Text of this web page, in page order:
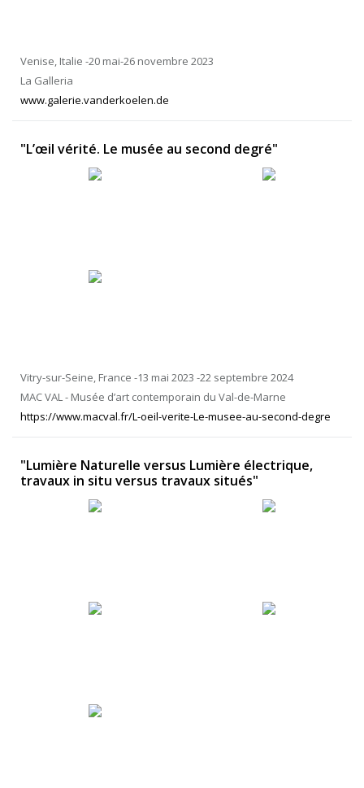
Venise, Italie -20 mai-26 novembre 2023
La Galleria
www.galerie.vanderkoelen.de
"L’œil vérité. Le musée au second degré"
Vitry-sur-Seine, France -13 mai 2023 -22 septembre 2024
MAC VAL - Musée d’art contemporain du Val-de-Marne
https://www.macval.fr/L-oeil-verite-Le-musee-au-second-degre
"Lumière Naturelle versus Lumière électrique,
travaux in situ versus travaux situés"